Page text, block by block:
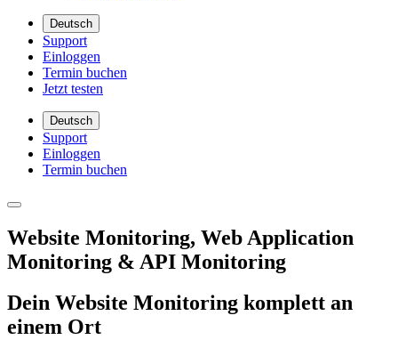
Deutsch
Support
Einloggen
Termin buchen
Jetzt testen
Deutsch
Support
Einloggen
Termin buchen
Website Monitoring, Web Application
Monitoring & API Monitoring
Dein Website Monitoring komplett an
einem Ort